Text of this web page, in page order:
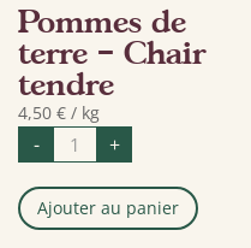
Pommes de
terre – Chair
tendre
4,50 € / kg
- quantité
Pommes
de
terre
-
Chair
+
Ajouter au panier